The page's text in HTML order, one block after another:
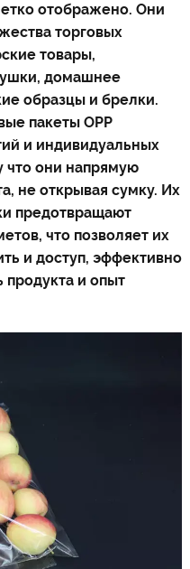
отображено. Они
торговых
товары,
домашнее
образцы и брелки.
пакеты OPP
и индивидуальных
что они напрямую
не открывая сумку. Их
предотвращают
что позволяет их
и доступ, эффективно
продукта и опыт